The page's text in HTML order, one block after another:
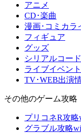
アニメ
CD･楽曲
漫画･コミカラ
フィギュア
グッズ
シリアルコード
ライブイベント
TV･WEB出演
その他のゲーム攻略
プリコネR攻略
グラブル攻略